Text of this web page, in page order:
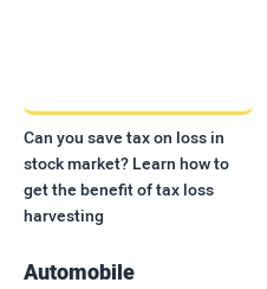
Can you save tax on loss in
stock market? Learn how to
get the benefit of tax loss
harvesting
Automobile